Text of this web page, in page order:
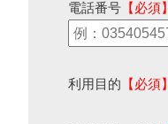
電話番号 【必須】
利用目的 【必須】